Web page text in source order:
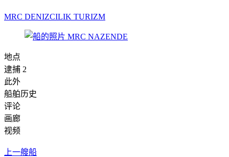
MRC DENIZCILIK TURIZM
地点
逮捕 2
此外
船舶历史
评论
画廊
视频
上一艘船